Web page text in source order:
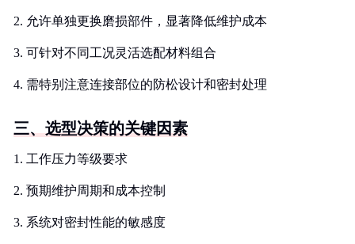
2. 允许单独更换磨损部件，显著降低维护成本
3. 可针对不同工况灵活选配材料组合
4. 需特别注意连接部位的防松设计和密封处理
三、选型决策的关键因素
1. 工作压力等级要求
2. 预期维护周期和成本控制
3. 系统对密封性能的敏感度